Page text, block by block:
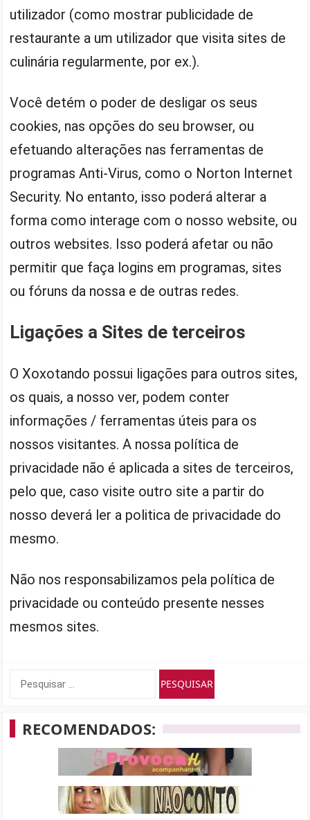
utilizador (como mostrar publicidade de
restaurante a um utilizador que visita sites de
culinária regularmente, por ex.).
Você detém o poder de desligar os seus
cookies, nas opções do seu browser, ou
efetuando alterações nas ferramentas de
programas Anti-Virus, como o Norton Internet
Security. No entanto, isso poderá alterar a
forma como interage com o nosso website, ou
outros websites. Isso poderá afetar ou não
permitir que faça logins em programas, sites
ou fóruns da nossa e de outras redes.
Ligações a Sites de terceiros
O Xoxotando possui ligações para outros sites,
os quais, a nosso ver, podem conter
informações / ferramentas úteis para os
nossos visitantes. A nossa política de
privacidade não é aplicada a sites de terceiros,
pelo que, caso visite outro site a partir do
nosso deverá ler a politica de privacidade do
mesmo.
Não nos responsabilizamos pela política de
privacidade ou conteúdo presente nesses
mesmos sites.
Pesquisar
RECOMENDADOS: